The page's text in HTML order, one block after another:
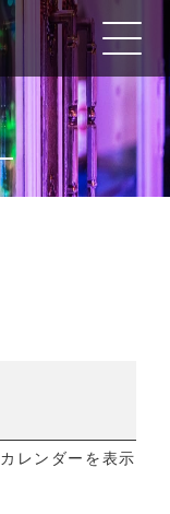
カレンダーを表示